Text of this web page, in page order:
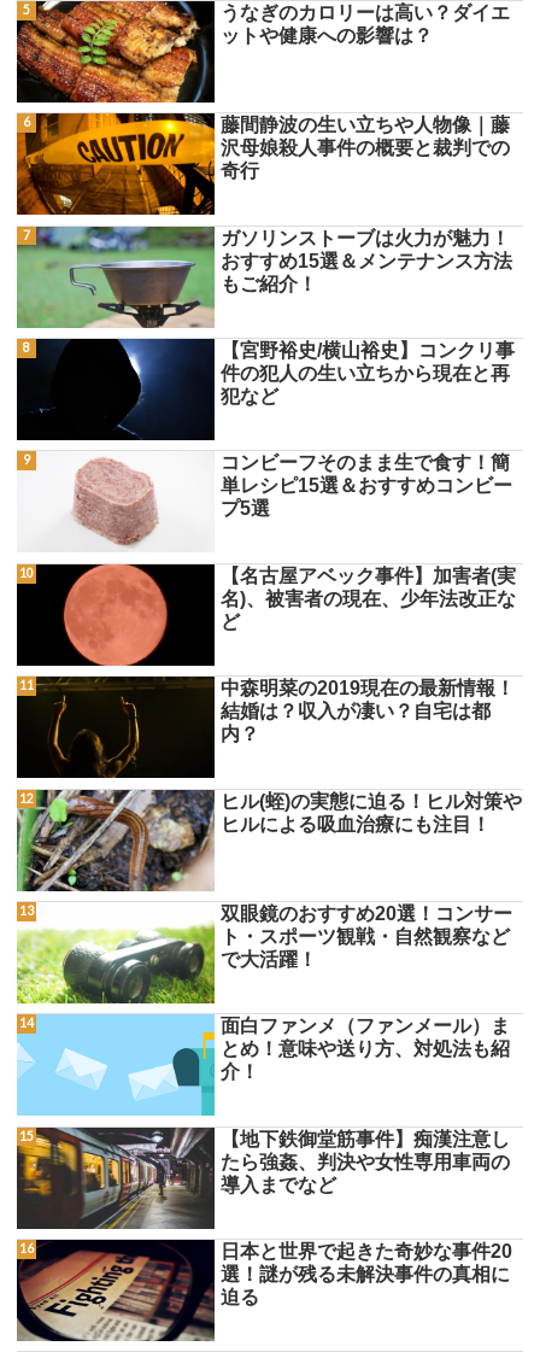
うなぎのカロリーは高い？ダイエ
ットや健康への影響は？
藤間静波の生い立ちや人物像｜藤
沢母娘殺人事件の概要と裁判での
奇行
ガソリンストーブは火力が魅力！
おすすめ15選＆メンテナンス方法
もご紹介！
【宮野裕史/横山裕史】コンクリ事
件の犯人の生い立ちから現在と再
犯など
コンビーフそのまま生で食す！簡
単レシピ15選＆おすすめコンビー
プ5選
【名古屋アベック事件】加害者(実
名)、被害者の現在、少年法改正な
ど
中森明菜の2019現在の最新情報！
結婚は？収入が凄い？自宅は都
内？
ヒル(蛭)の実態に迫る！ヒル対策や
ヒルによる吸血治療にも注目！
双眼鏡のおすすめ20選！コンサー
ト・スポーツ観戦・自然観察など
で大活躍！
面白ファンメ（ファンメール）ま
とめ！意味や送り方、対処法も紹
介！
【地下鉄御堂筋事件】痴漢注意し
たら強姦、判決や女性専用車両の
導入までなど
日本と世界で起きた奇妙な事件20
選！謎が残る未解決事件の真相に
迫る